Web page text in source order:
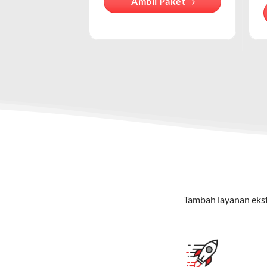
Lebih ekonomis dibandingkan berlangganan
adalah solusi
menikmati hiburan TV berkualitas, internet cepat, dan
Kecepatan wifi IndiHome ini mencapai
Akses ratusan channel TV lokal dan
Tambah layanan